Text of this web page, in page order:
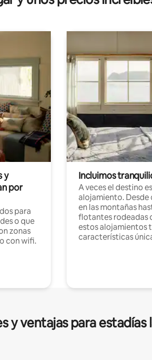
y
por
para
o que
zonas
con wifi.
Incluimos
A veces el destino
alojamiento. Desde
en las montañas
flotantes rodeadas
estos alojamientos
características
y ventajas para estadías